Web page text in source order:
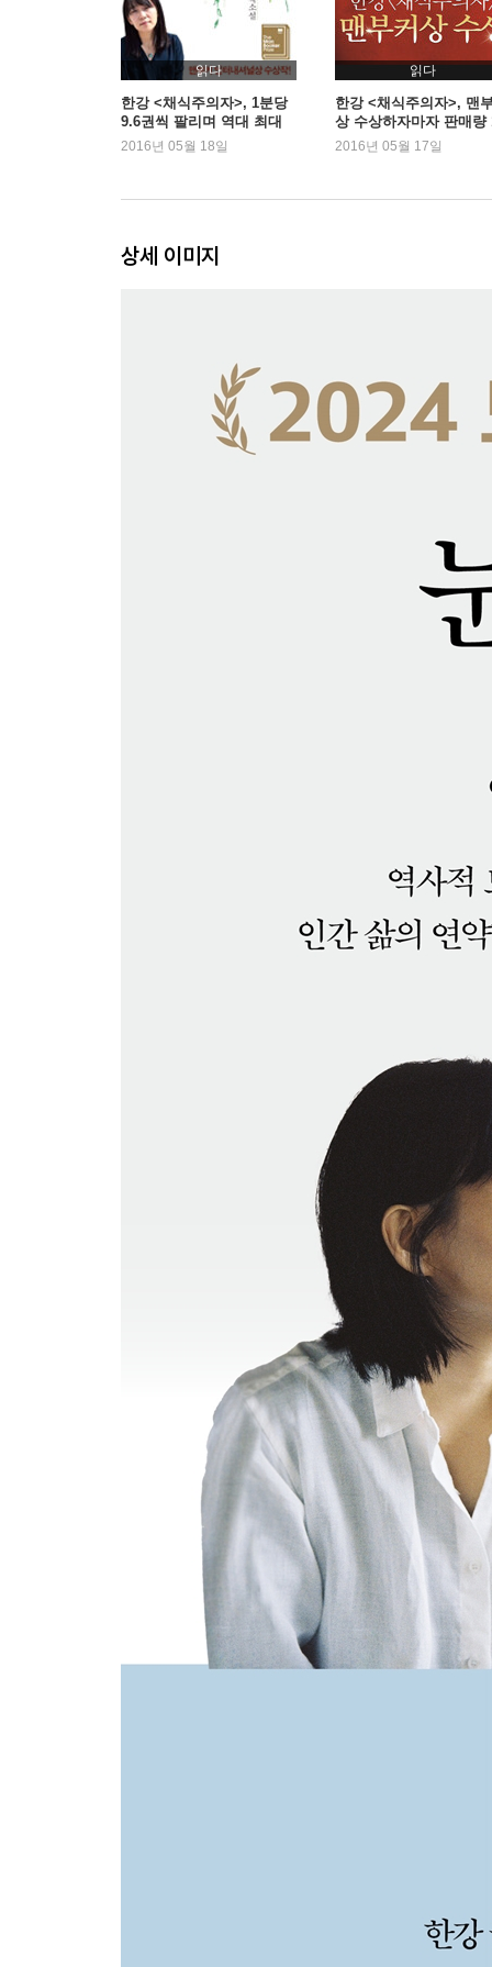
읽다
한강 <채식주의자>, 1분당
9.6권씩 팔리며 역대 최대
속도
2016년 05월 18일
읽다
한강 <채식주의자>, 맨
상 수상하자마자 판매량
배 뛰어
2016년 05월 17일
상세 이미지